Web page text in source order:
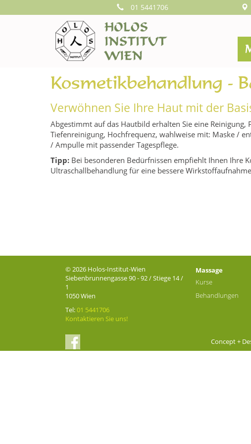
01 5441706
Kosmetikbehandlung -
Verwöhnen Sie Ihre Haut mit der
Abgestimmt auf das Hautbild erhalten Sie eine Reinigung,
Tiefenreinigung, Hochfrequenz, wahlweise mit: Maske /
/ Ampulle mit passender Tagespflege.
Tipp: Bei besonderen Bedürfnissen empfiehlt Ihnen Ihre
Ultraschallbehandlung für eine bessere
© 2026 Holos-Institut-Wien
Siebenbrunnengasse 90 - 92 / Stiege 14 /
1
1050 Wien
Tel:01 5441706
Kontaktieren Sie uns!
Massage
Kurse
Behandlungen
Concept +